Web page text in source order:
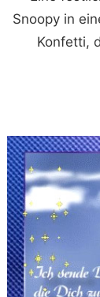
Snoopy in
Konfetti,